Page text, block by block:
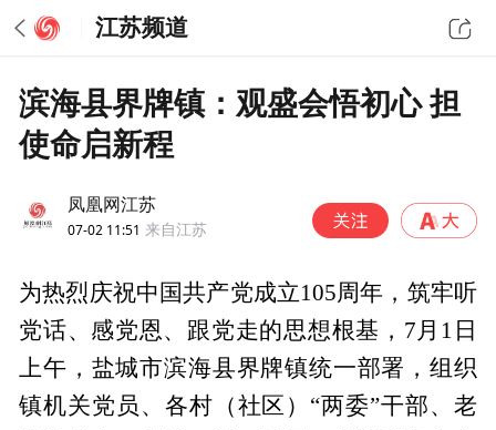
江苏频道
滨海县界牌镇：观盛会悟初心 担
使命启新程
凤凰网江苏
07-02 11:51 来自江苏
为热烈庆祝中国共产党成立105周年，筑牢听
党话、感党恩、跟党走的思想根基，7月1日
上午，盐城市滨海县界牌镇统一部署，组织
镇机关党员、各村（社区）“两委”干部、老